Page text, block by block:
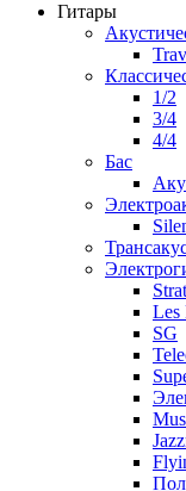
Гитары
1/2
3/4
4/4
Бас
Les
SG